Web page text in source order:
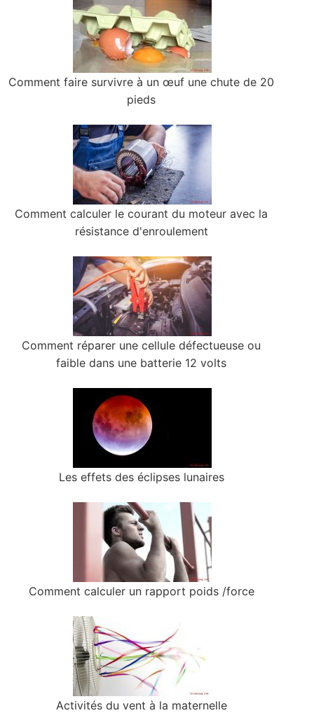
Comment faire survivre à un œuf une chute de 20
pieds
Comment calculer le courant du moteur avec la
résistance d'enroulement
Comment réparer une cellule défectueuse ou
faible dans une batterie 12 volts
Les effets des éclipses lunaires
Comment calculer un rapport poids /force
Activités du vent à la maternelle